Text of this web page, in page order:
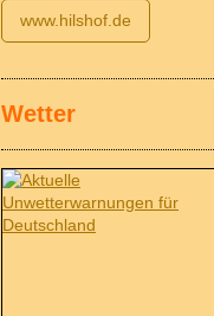
www.hilshof.de
Wetter